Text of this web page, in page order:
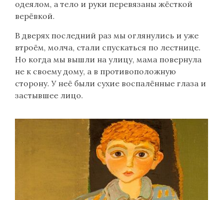
одеялом, а тело и руки перевязаны жёсткой
верёвкой.
В дверях последний раз мы оглянулись и уже
втроём, молча, стали спускаться по лестнице.
Но когда мы вышли на улицу, мама повернула
не к своему дому, а в противоположную
сторону. У неё были сухие воспалённые глаза и
застывшее лицо.